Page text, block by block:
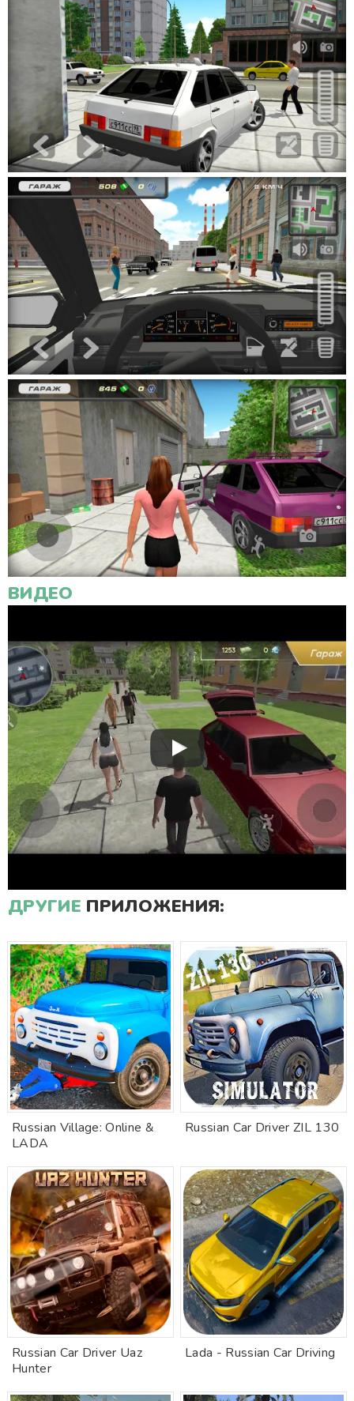
ВИДЕО
ДРУГИЕ ПРИЛОЖЕНИЯ:
Russian Village: Online &
LADA
Russian Car Driver ZIL 130
Russian Car Driver Uaz
Hunter
Lada - Russian Car Driving